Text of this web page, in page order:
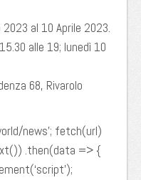
al 10 Aprile 2023.
alle 19; lunedì 10
68, Rivarolo
news’; fetch(url)
.then(data => {